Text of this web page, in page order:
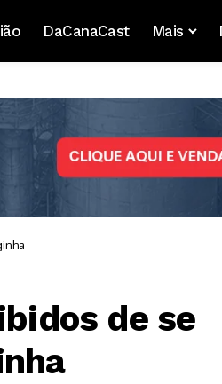
DaCanaCast Mais
de se